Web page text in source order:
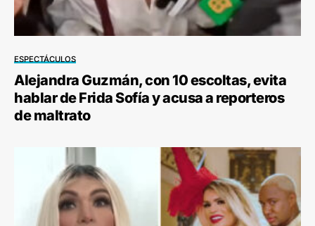
ESPECTÁCULOS
Alejandra Guzmán, con 10 escoltas, evita
hablar de Frida Sofía y acusa a reporteros
de maltrato